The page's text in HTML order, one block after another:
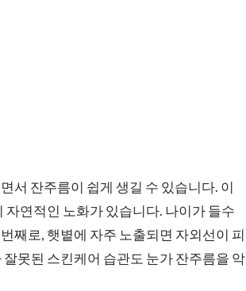
서 잔주름이 쉽게 생길 수 있습니다. 이
연적인 노화가 있습니다. 나이가 들수
째로, 햇볕에 자주 노출되면 자외선이 피
못된 스킨케어 습관도 눈가 잔주름을 악